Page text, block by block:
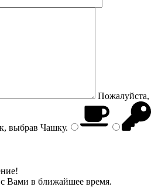
Пожалуйста,
выбрав Чашку.
Вами в ближайшее время.